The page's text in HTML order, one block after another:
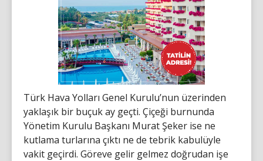
Türk Hava Yolları Genel Kurulu’nun üzerinden
yaklaşık bir buçuk ay geçti. Çiçeği burnunda
Yönetim Kurulu Başkanı Murat Şeker ise ne
kutlama turlarına çıktı ne de tebrik kabulüyle
vakit geçirdi. Göreve gelir gelmez doğrudan işe